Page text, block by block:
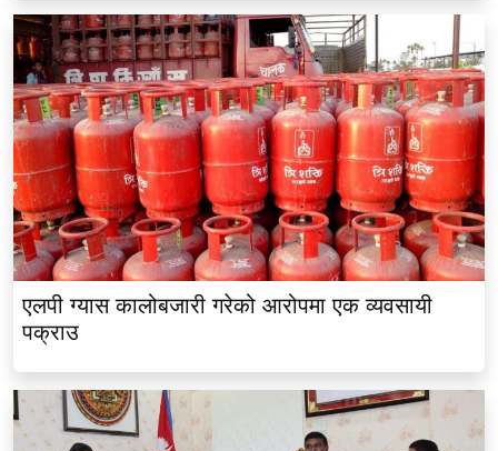
एलपी ग्यास कालोबजारी गरेको आरोपमा एक व्यवसायी
पक्राउ